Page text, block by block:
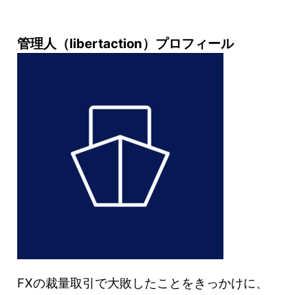
管理人（libertaction）プロフィール
FXの裁量取引で大敗したことをきっかけに、